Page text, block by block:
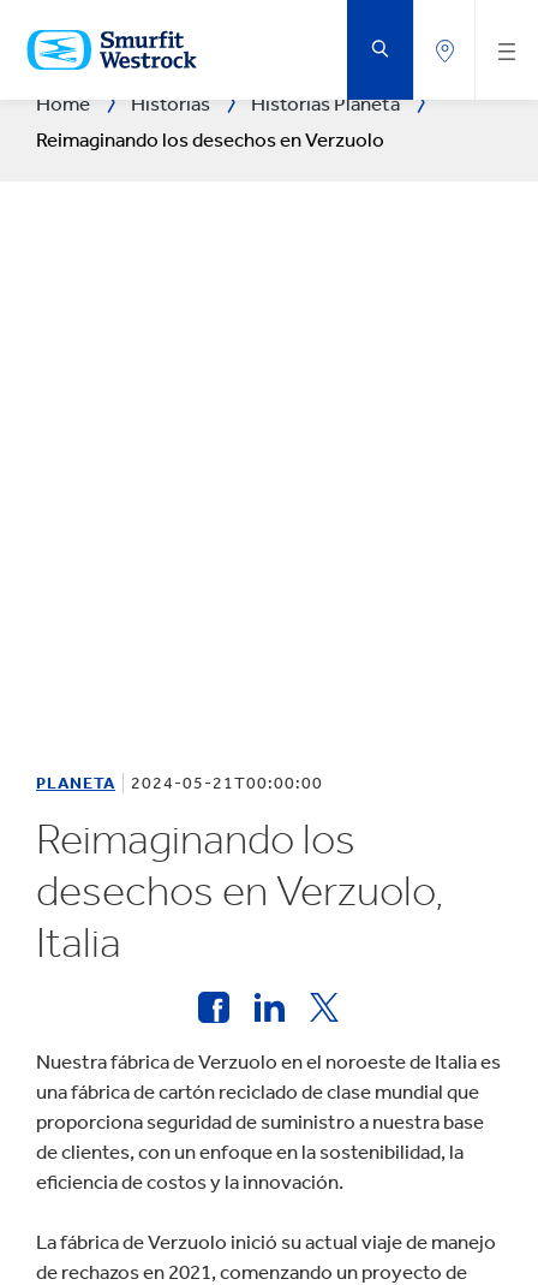
AL
CONTENIDO
PRINCIPAL
Home Historias
Historias Planeta
Reimaginando los desechos en Verzuolo
PLANETA 2024-05-21T00:00:00
Reimaginando los
desechos en Verzuolo,
Italia
Nuestra fábrica de Verzuolo en el noroeste de Italia es
una fábrica de cartón reciclado de clase mundial que
proporciona seguridad de suministro a nuestra base
de clientes, con un enfoque en la sostenibilidad, la
eficiencia de costos y la innovación.
La fábrica de Verzuolo inició su actual viaje de manejo
de rechazos en 2021, comenzando un proyecto de